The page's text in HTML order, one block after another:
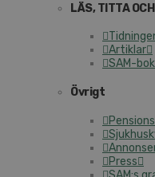
LÄS, TITTA
Artiklar
SAM-
Övrigt
Press